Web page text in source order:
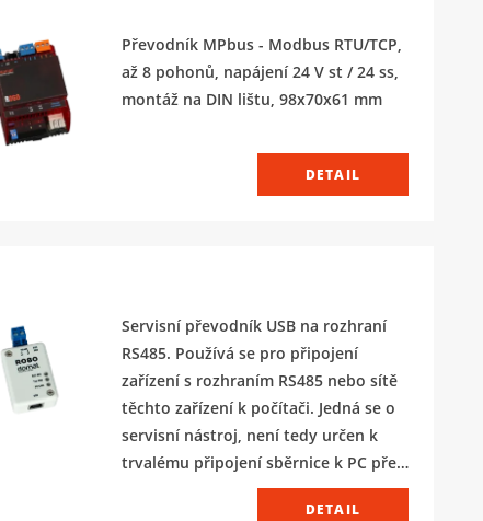
Převodník MPbus - Modbus RTU/TCP,
až 8 pohonů, napájení 24 V st / 24 ss,
montáž na DIN lištu, 98x70x61 mm
DETAIL
Servisní převodník USB na rozhraní
RS485. Používá se pro připojení
zařízení s rozhraním RS485 nebo sítě
těchto zařízení k počítači. Jedná se o
servisní nástroj, není tedy určen k
trvalému připojení sběrnice k PC přes
DETAIL